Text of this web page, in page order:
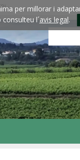
per millorar i
l´avis legal.